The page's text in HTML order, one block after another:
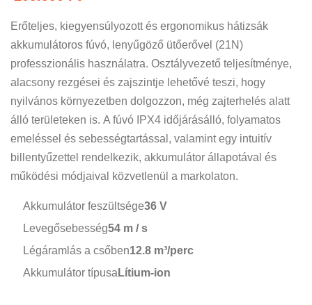
Erőteljes, kiegyensúlyozott és ergonomikus hátizsák
akkumulátoros fúvó, lenyűgöző ütőerővel (21N)
professzionális használatra. Osztályvezető teljesítménye,
alacsony rezgései és zajszintje lehetővé teszi, hogy
nyilvános környezetben dolgozzon, még zajterhelés alatt
álló területeken is. A fúvó IPX4 időjárásálló, folyamatos
emeléssel és sebességtartással, valamint egy intuitív
billentyűzettel rendelkezik, akkumulátor állapotával és
működési módjaival közvetlenül a markolaton.
Akkumulátor feszültsége36 V
Levegősebesség54 m / s
Légáramlás a csőben12.8 m³/perc
Akkumulátor típusa Lítium-ion